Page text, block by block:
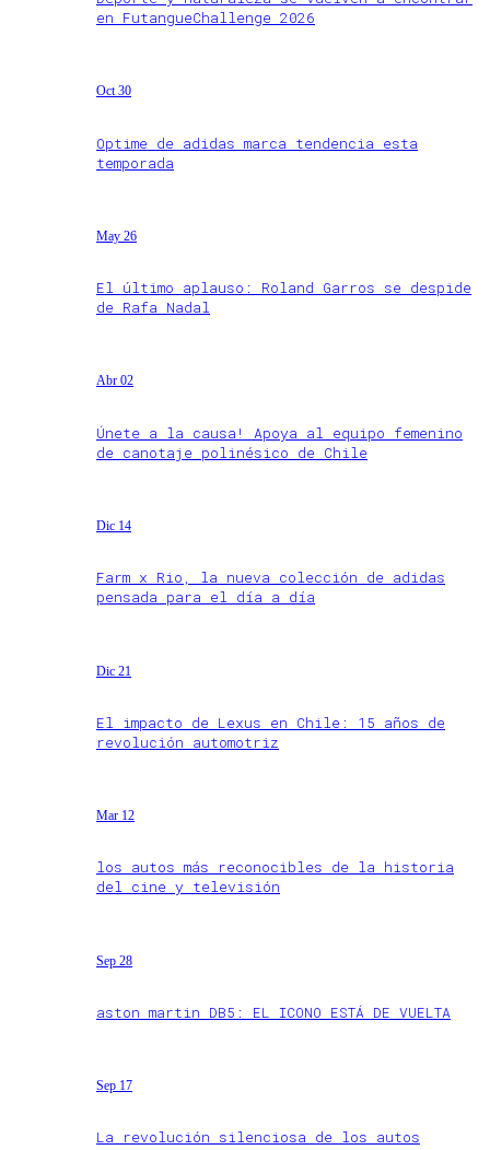
en FutangueChallenge 2026
Oct 30
Optime de adidas marca tendencia esta
temporada
May 26
El último aplauso: Roland Garros se despide
de Rafa Nadal
Abr 02
Únete a la causa! Apoya al equipo femenino
de canotaje polinésico de Chile
Dic 14
Farm x Rio, la nueva colección de adidas
pensada para el día a día
Dic 21
El impacto de Lexus en Chile: 15 años de
revolución automotriz
Mar 12
los autos más reconocibles de la historia
del cine y televisión
Sep 28
aston martin DB5: EL ICONO ESTÁ DE VUELTA
Sep 17
La revolución silenciosa de los autos